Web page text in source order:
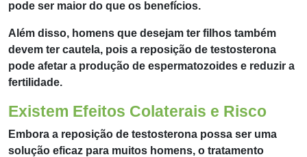
pode ser maior do que os benefícios.
Além disso, homens que desejam ter filhos também
devem ter cautela, pois a reposição de testosterona
pode afetar a produção de espermatozoides e reduzir a
fertilidade.
Existem Efeitos Colaterais e Risco
Embora a reposição de testosterona possa ser uma
solução eficaz para muitos homens, o tratamento